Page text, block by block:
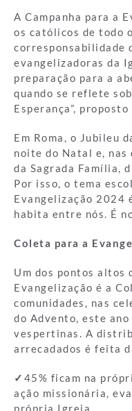
A Campanha para a
os católicos de todo
corresponsabilidade
evangelizadoras da
preparação para a
quando se reflete
Esperança”,
Em Roma, o Jubileu
noite do Natal e, nas
da Sagrada Família,
Por isso, o tema
Evangelização 2024
habita entre nós. É
Coleta para a
Um dos pontos altos
Evangelização é a
comunidades, nas
do Advento, este
vespertinas. A
arrecadados é feita
✓ 45% ficam na
ação missionária,
própria Igreja